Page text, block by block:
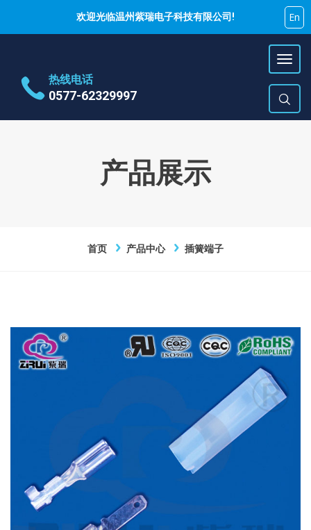
欢迎光临温州紫瑞电子科技有限公司! En
乐清市蒲岐镇特色工业区
周一~周六 9:00~17:00
E-Mail
热线电话
0577-62329997
产品展示
首页 产品中心 插簧端子